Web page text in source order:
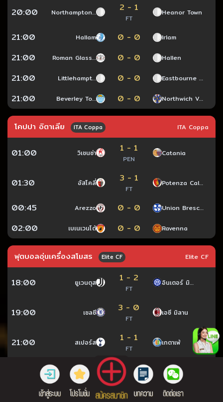
20:00 Northampton… 2 - 1
FT
Heanor Town
21:00 Hallam 0 - 0 Irlam
21:00 Roman Glass… 0 - 0 Hallen
21:00 Littlehampt… 0 - 0 Eastbourne …
21:00 Beverley To… 0 - 0 Northwich V…
โคปปา อิตาเลีย ITA Coppa ITA Coppa
01:00 วิเชนซ่า 1 - 1
PEN
Catania
01:30 อัสโคลี่ 3 - 1
FT
Potenza Cal…
00:45 Arezzo 0 - 0 Union Bresc…
02:00 เบเนเวนโต้ 0 - 0 Ravenna
ฟุตบอลอุ่นเครื่องสโมสร Elite CF Elite CF
18:00 ยูเวนตุส 1 - 2
FT
อินเตอร์ มิ…
19:00 เชลซี 3 - 0
FT
เอซี มิลาน
21:00 สเปอร์ส 1 - 1
FT
เกตาเฟ่
ไบรท์ตัน 3 - 0
FT
โรม่า
1 - 1